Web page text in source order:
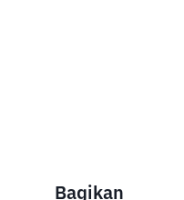
Bagikan